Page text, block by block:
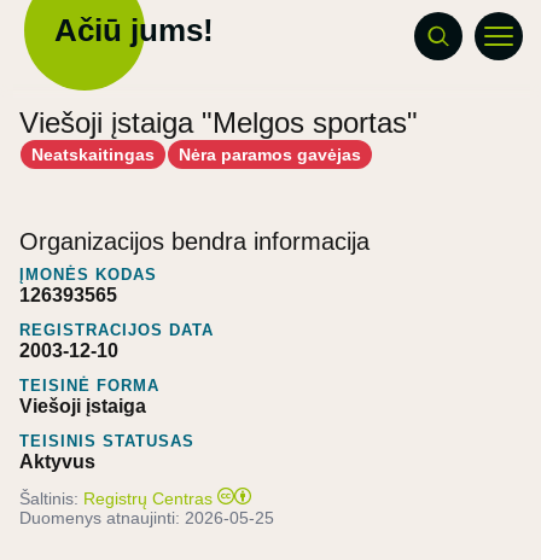
Ačiū jums!
Viešoji įstaiga "Melgos sportas"
Neatskaitingas Nėra paramos gavėjas
Organizacijos bendra informacija
ĮMONĖS KODAS
126393565
REGISTRACIJOS DATA
2003-12-10
TEISINĖ FORMA
Viešoji įstaiga
TEISINIS STATUSAS
Aktyvus
Šaltinis: Registrų Centras
Duomenys atnaujinti: 2026-05-25